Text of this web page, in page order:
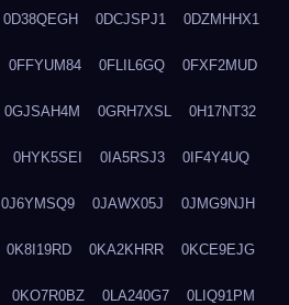
0D38QEGH 0DCJSPJ1 0DZMHHX1
0FFYUM84 0FLIL6GQ 0FXF2MUD
0GJSAH4M 0GRH7XSL 0H17NT32
0HYK5SEI 0IA5RSJ3 0IF4Y4UQ
0J6YMSQ9 0JAWX05J 0JMG9NJH
0K8I19RD 0KA2KHRR 0KCE9EJG
0KO7R0BZ 0LA240G7 0LIQ91PM